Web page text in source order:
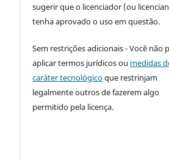
sugerir que o licenciador (ou
tenha aprovado o uso em questão.
Sem restrições adicionais - Você não
aplicar termos jurídicos ou medidas
caráter tecnológicoque restrinjam
legalmente outros de fazerem algo
permitido pela licença.